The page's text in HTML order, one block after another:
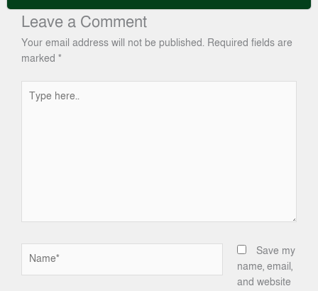
Leave a Comment
Your email address will not be published. Required fields are
marked *
here..
Save my
name, email,
and website